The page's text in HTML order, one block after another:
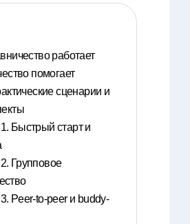
работает
помогает
сценарии и
Быстрый старт и
Групповое
Peer-to-peer и buddy-